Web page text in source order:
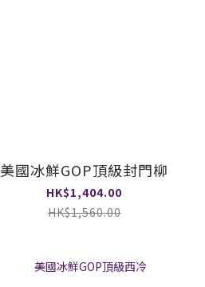
美國冰鮮GOP頂級封門柳
HK$1,404.00
HK$1,560.00